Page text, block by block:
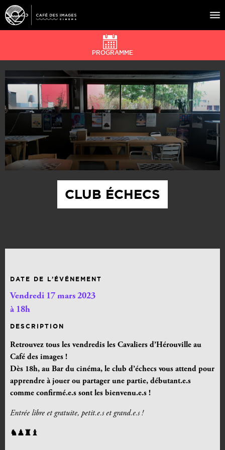
À L’AFFICHE
ÉVÉNEMENTS
CAFÉ DU CINÉ
PRATIQUE
ÉDUCATION AUX IMAGES
PROGRAMME
CLUB ÉCHECS
DATE DE L’ÉVÉNEMENT
Vendredi 17 mars 2023
à 18h
DESCRIPTION
Retrouvez tous les vendredis les Cavaliers d’Hérouville au
Café des images !
Dès 18h, au Bar du cinéma, le club d’échecs vous attend pour
apprendre à jouer ou partager une partie, débutant.e.s
comme confirmé.e.s sont les bienvenu.e.s !
Entrée libre et gratuite, petit.e.s et grand.e.s !
♞♟♜♝